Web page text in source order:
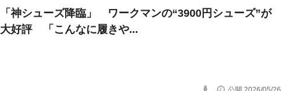
「神シューズ降臨」 ワークマンの“3900円シューズ”が
大好評 「こんなに履きや...